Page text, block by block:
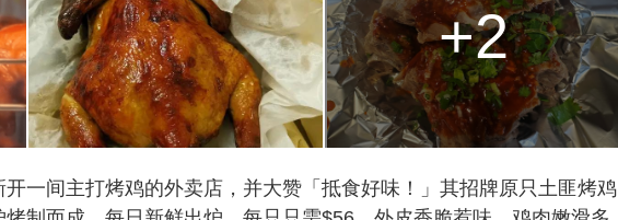
+2
一间主打烤鸡的外卖店，并大赞「抵食好味！」其招牌原只土匪烤鸡